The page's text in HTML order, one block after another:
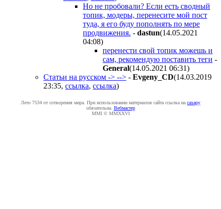
Но не пробовали? Если есть сводный
топик, модеры, перенесите мой пост
туда, я его буду пополнять по мере
продвижения. - dastun(14.05.2021
04:08)
перенести свой топик можешь и
сам, рекомендую поставить теги -
General(14.05.2021 06:31)
Статьи на русском -> --> - Evgeny_CD(14.03.2019
23:35, ссылка, ссылка)
Лето 7534 от сотворения мира. При использовании материалов сайта ссылка на caxapу
обязательна. Вебмастер
MMI © MMXXVI